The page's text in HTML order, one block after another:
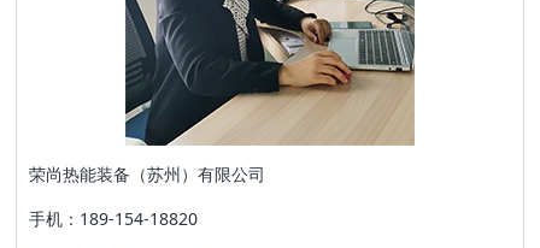
荣尚热能装备（苏州）有限公司
手机：189-154-18820